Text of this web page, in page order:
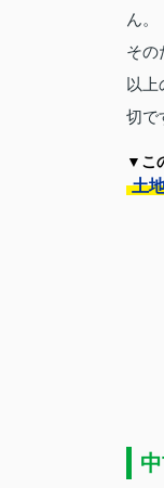
ん。
その
以
切で
▼こ
土